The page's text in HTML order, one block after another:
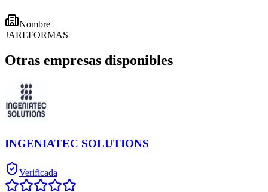
Nombre
JAREFORMAS
Otras empresas disponibles
INGENIATEC SOLUTIONS
Verificada